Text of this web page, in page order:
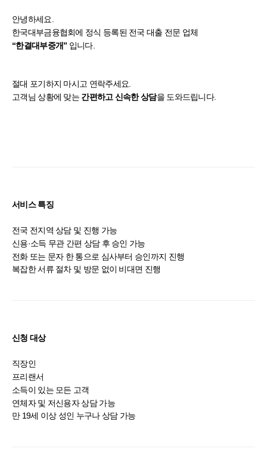
안녕하세요.
한국대부금융협회에 정식 등록된 전국 대출 전문 업체
“한결대부중개” 입니다.
절대 포기하지 마시고 연락주세요.
고객님 상황에 맞는 간편하고 신속한 상담을 도와드립니다.
서비스 특징
전국 전지역 상담 및 진행 가능
신용·소득 무관 간편 상담 후 승인 가능
전화 또는 문자 한 통으로 심사부터 승인까지 진행
복잡한 서류 절차 및 방문 없이 비대면 진행
신청 대상
직장인
프리랜서
소득이 있는 모든 고객
연체자 및 저신용자 상담 가능
만 19세 이상 성인 누구나 상담 가능